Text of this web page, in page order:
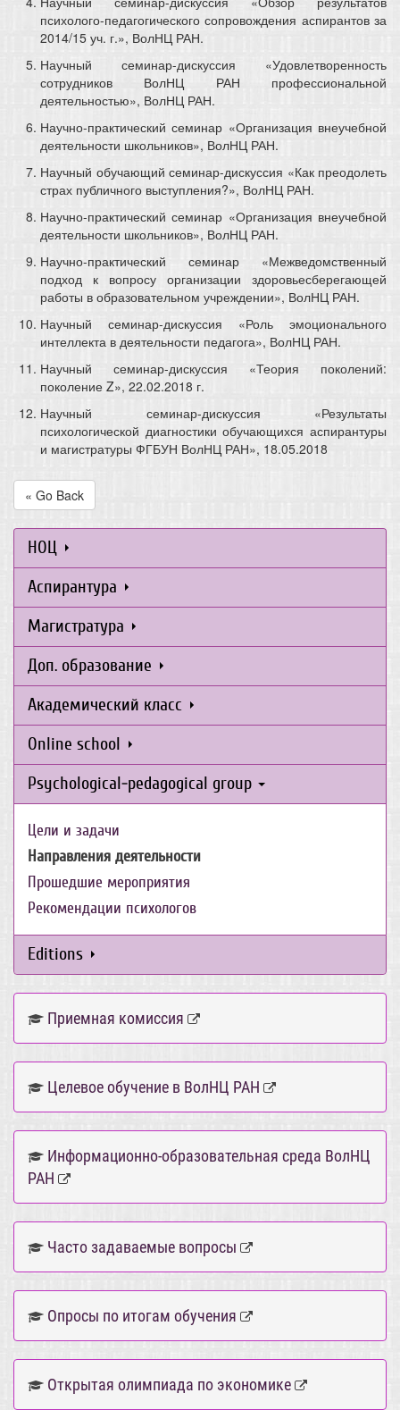
психолого-педагогического сопровождения аспирантов за
2014/15 уч. г.», ВолНЦ РАН.
Научный семинар-дискуссия «Удовлетворенность
сотрудников ВолНЦ РАН профессиональной
деятельностью», ВолНЦ РАН.
Научно-практический семинар «Организация внеучебной
деятельности школьников», ВолНЦ РАН.
Научный обучающий семинар-дискуссия «Как преодолеть
страх публичного выступления?», ВолНЦ РАН.
Научно-практический семинар «Организация внеучебной
деятельности школьников», ВолНЦ РАН.
Научно-практический семинар «Межведомственный
подход к вопросу организации здоровьесберегающей
работы в образовательном учреждении», ВолНЦ РАН.
Научный семинар-дискуссия «Роль эмоционального
интеллекта в деятельности педагога», ВолНЦ РАН.
Научный семинар-дискуссия «Теория поколений:
поколение Z», 22.02.2018 г.
Научный семинар-дискуссия «Результаты
психологической диагностики обучающихся аспирантуры
и магистратуры ФГБУН ВолНЦ РАН», 18.05.2018
« Go Back
НОЦ
Аспирантура
Магистратура
Доп. образование
Академический класс
Online school
Psychological-pedagogical group
Цели и задачи
Направления деятельности
Прошедшие мероприятия
Рекомендации психологов
Editions
Приемная комиссия
Целевое обучение в ВолНЦ РАН
Информационно-образовательная среда ВолНЦ
РАН
Часто задаваемые вопросы
Опросы по итогам обучения
Открытая олимпиада по экономике